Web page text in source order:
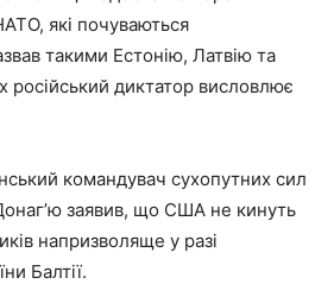
які почуваються
такими Естонію, Латвію та
російський диктатор висловлює
командувач сухопутних сил
заявив, що США не кинуть
напризволяще у разі
Балтії.